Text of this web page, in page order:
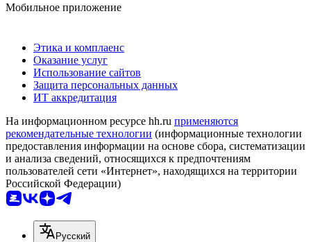
Мобильное приложение
Этика и комплаенс
Оказание услуг
Использование сайтов
Защита персональных данных
ИТ аккредитация
На информационном ресурсе hh.ru применяются
рекомендательные технологии (информационные технологии
предоставления информации на основе сбора, систематизации
и анализа сведений, относящихся к предпочтениям
пользователей сети «Интернет», находящихся на территории
Российской Федерации)
Русский